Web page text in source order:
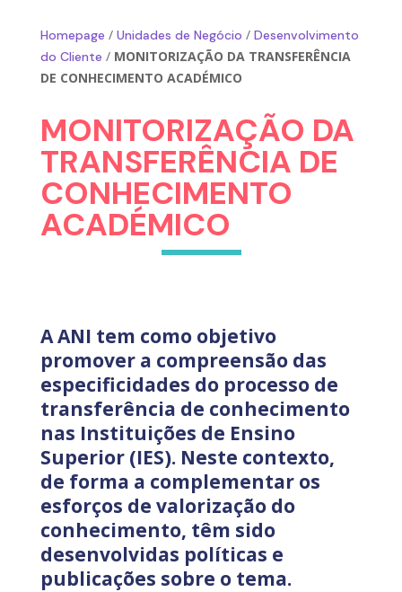
Homepage / Unidades de Negócio / Desenvolvimento
do Cliente / MONITORIZAÇÃO DA TRANSFERÊNCIA
DE CONHECIMENTO ACADÉMICO
MONITORIZAÇÃO DA
TRANSFERÊNCIA DE
CONHECIMENTO
ACADÉMICO
A ANI tem como objetivo
promover a compreensão das
especificidades do processo de
transferência de conhecimento
nas Instituições de Ensino
Superior (IES). Neste contexto,
de forma a complementar os
esforços de valorização do
conhecimento, têm sido
desenvolvidas políticas e
publicações sobre o tema.